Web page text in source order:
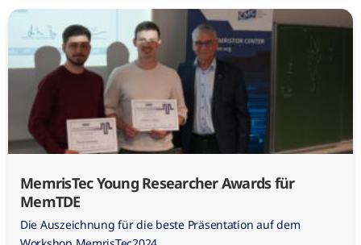
MemrisTec Young Researcher Awards für
MemTDE
Die Auszeichnung für die beste Präsentation auf dem